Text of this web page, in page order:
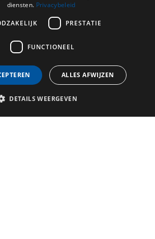
diensten. Privacybeleid
PRESTATIE
FUNCTIONEEL
ALLES AFWIJZEN
DETAILS WEERGEVEN